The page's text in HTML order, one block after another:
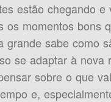
estão chegando e
os momentos bons
grande sabe como
se adaptar à nova
sobre o que
e,